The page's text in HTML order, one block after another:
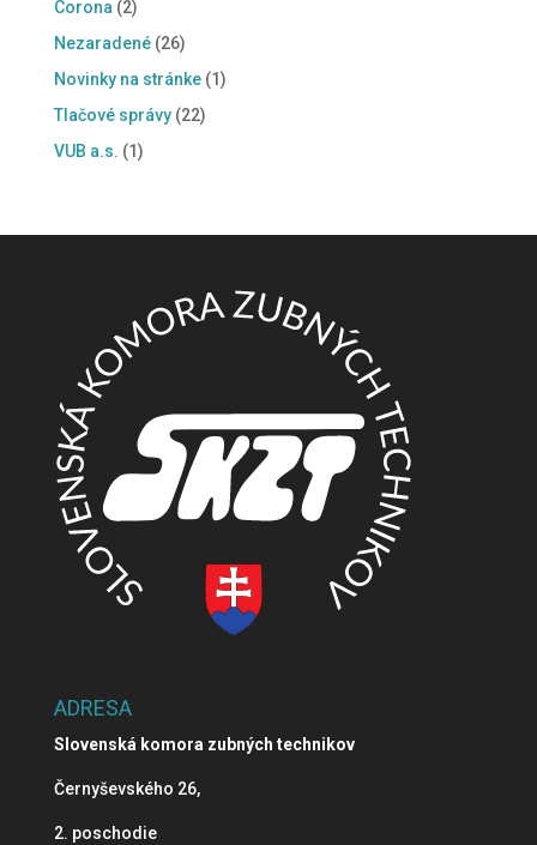
Corona (2)
Nezaradené(26)
Novinky na stránke(1)
Tlačové správy(22)
VUB a.s. (1)
ADRESA
Slovenská komora zubných technikov
Černyševského 26,
2. poschodie